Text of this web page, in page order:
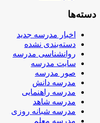
دسته‌ها
اخبار مدرسه جدید
دسته‌بندی نشده
روانشناسی مدرسه
سایت مدرسه
صور مدرسه
مدرسه دانش
مدرسه راهنمایی
مدرسه شاهد
مدرسه شبانه روزی
مدرسه معلم